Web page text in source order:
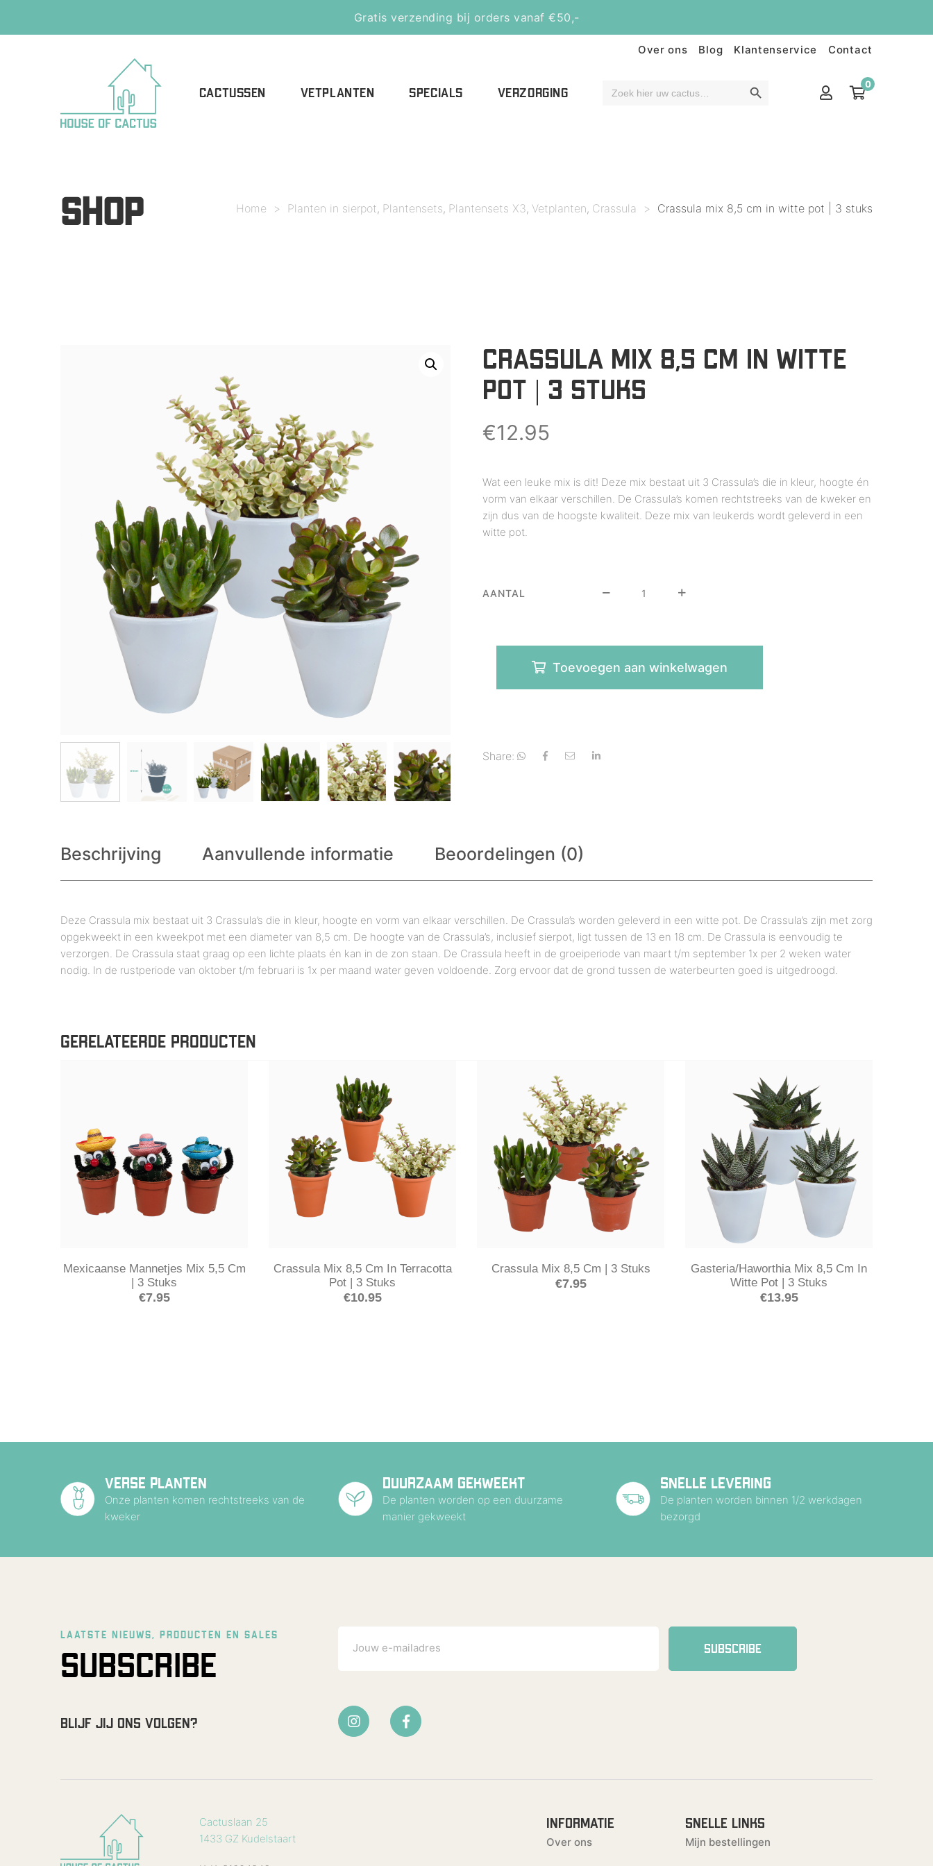
Gratis verzending bij orders vanaf €50,-
Over ons Blog Klantenservice Contact
CACTUSSEN VETPLANTEN SPECIALS VERZORGING
0
SHOP Home > Planten in sierpot, Plantensets, Plantensets X3, Vetplanten, Crassula > Crassula mix 8,5 cm in witte pot | 3 stuks
CRASSULA MIX 8,5 CM IN WITTE
POT | 3 STUKS
€12.95
Wat een leuke mix is dit! Deze mix bestaat uit 3 Crassula’s die in kleur, hoogte én
vorm van elkaar verschillen. De Crassula’s komen rechtstreeks van de kweker en
zijn dus van de hoogste kwaliteit. Deze mix van leukerds wordt geleverd in een
witte pot.
AANTAL
Toevoegen aan winkelwagen
Share:
Beschrijving Aanvullende informatie Beoordelingen (0)
Deze Crassula mix bestaat uit 3 Crassula’s die in kleur, hoogte en vorm van elkaar verschillen. De Crassula’s worden geleverd in een witte pot. De Crassula’s zijn met zorg
opgekweekt in een kweekpot met een diameter van 8,5 cm. De hoogte van de Crassula’s, inclusief sierpot, ligt tussen de 13 en 18 cm. De Crassula is eenvoudig te
verzorgen. De Crassula staat graag op een lichte plaats én kan in de zon staan. De Crassula heeft in de groeiperiode van maart t/m september 1x per 2 weken water
nodig. In de rustperiode van oktober t/m februari is 1x per maand water geven voldoende. Zorg ervoor dat de grond tussen de waterbeurten goed is uitgedroogd.
GERELATEERDE PRODUCTEN
Mexicaanse Mannetjes Mix 5,5 Cm
| 3 Stuks
€7.95
Crassula Mix 8,5 Cm In Terracotta
Pot | 3 Stuks
€10.95
Crassula Mix 8,5 Cm | 3 Stuks
€7.95
Gasteria/Haworthia Mix 8,5 Cm In
Witte Pot | 3 Stuks
€13.95
VERSE PLANTEN
Onze planten komen rechtstreeks van de
kweker
DUURZAAM GEKWEEKT
De planten worden op een duurzame
manier gekweekt
SNELLE LEVERING
De planten worden binnen 1/2 werkdagen
bezorgd
LAATSTE NIEUWS, PRODUCTEN EN SALES
SUBSCRIBE
BLIJF JIJ ONS VOLGEN?
SUBSCRIBE
Cactuslaan 25
1433 GZ Kudelstaart
INFORMATIE
Over ons
SNELLE LINKS
Mijn bestellingen